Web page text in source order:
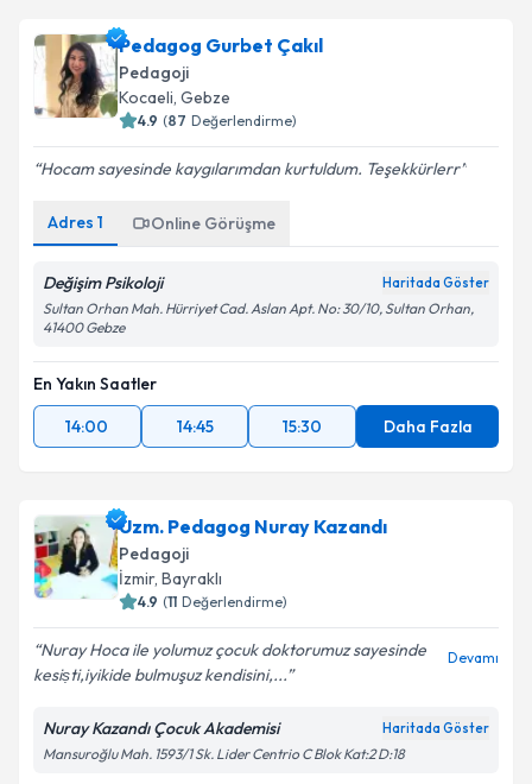
Pedagog Gurbet Çakıl
Pedagoji
Kocaeli, Gebze
4.9 (87 Değerlendirme)
Hocam sayesinde kaygılarımdan kurtuldum. Teşekkürlerr
Adres 1 Online Görüşme
Değişim Psikoloji Haritada Göster
Sultan Orhan Mah. Hürriyet Cad. Aslan Apt. No: 30/10, Sultan Orhan,
41400 Gebze
En Yakın Saatler
14:00
14:45 15:30 Daha Fazla
Uzm. Pedagog Nuray Kazandı
Pedagoji
İzmir, Bayraklı
4.9 (11 Değerlendirme)
Nuray Hoca ile yolumuz çocuk doktorumuz sayesinde
kesiṣti,iyikide bulmuşuz kendisini,...
Devamı
Nuray Kazandı Çocuk Akademisi Haritada Göster
Mansuroğlu Mah. 1593/1 Sk. Lider Centrio C Blok Kat:2 D:18